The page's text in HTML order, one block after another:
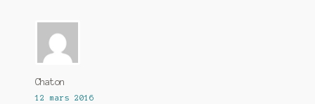
Chaton
12 mars 2016